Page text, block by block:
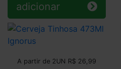
adicionar
A partir de 2UN R$ 26,99